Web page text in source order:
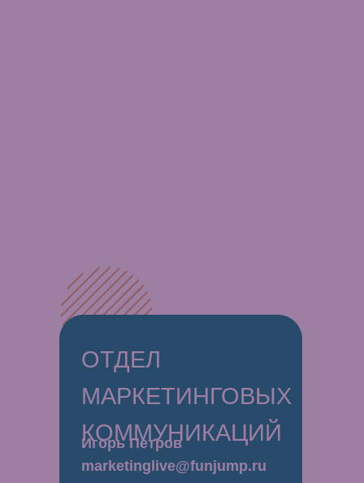
ОТДЕЛ
МАРКЕТИНГОВЫХ
КОММУНИКАЦИЙ
Игорь Петров
marketinglive@funjump.ru